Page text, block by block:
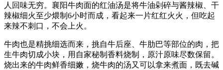
人回味无穷。襄阳牛肉面的红油汤是将牛油剁碎与酱辣椒、干
辣椒细火至少煨制6小时而成，看起来一片红红火火，但吃起
来辣不刺口，不会上火。
牛肉也是精挑细选而来，挑自牛后座、牛肋巴等部位的肉，把
生牛肉切成小块，用自家秘制香料烧制，原汁原味尽数保留。
烧出来的牛肉鲜香细嫩，烧牛肉的汤又可以拿来煮面，既去碱